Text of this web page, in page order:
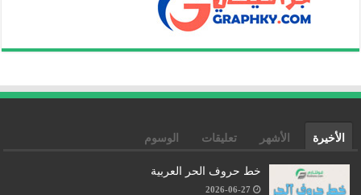
الأخيرة الأشهر تعليقات الوسوم
خط حروف الحر العربية
2026-06-27